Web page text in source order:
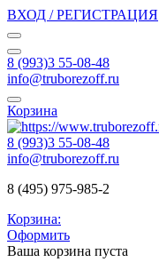
ВХОД / РЕГИСТРАЦИЯ
8 (993)3 55-08-48
info@truborezoff.ru
Корзина
8 (993)3 55-08-48
info@truborezoff.ru
8 (495) 975-985-2
Корзина:
Оформить
Ваша корзина пуста